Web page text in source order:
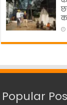
Popular